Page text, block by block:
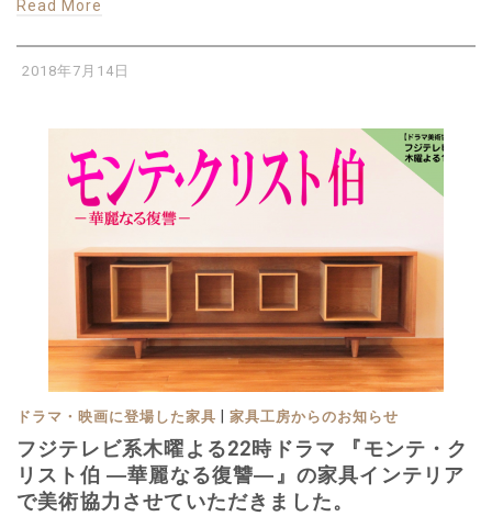
Read More
2018年7月14日
ドラマ・映画に登場した家具 家具工房からのお知らせ
フジテレビ系木曜よる22時ドラマ 『モンテ・ク
リスト伯 ―華麗なる復讐―』の家具インテリア
で美術協力させていただきました。